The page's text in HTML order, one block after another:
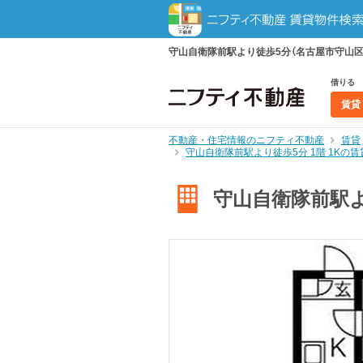
守山自衛隊前駅より徒歩5分（名古屋市守山
借りる
賃貸
不動産・住宅情報のニフティ不動産
賃貸
守山自衛隊前駅より徒歩5分 1階 1Kの
守山自衛隊前駅